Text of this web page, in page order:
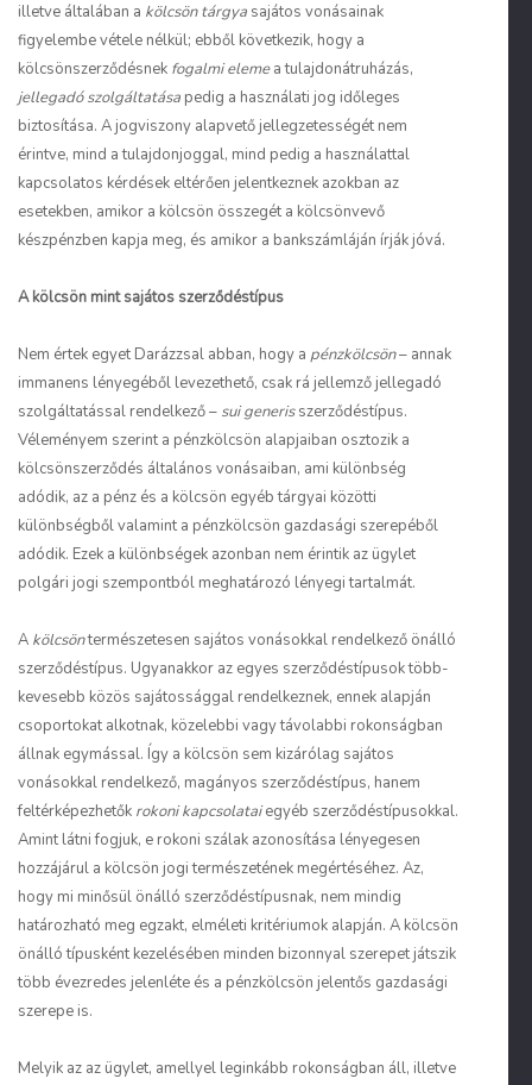
illetve általában a kölcsön tárgya sajátos vonásainak
figyelembe vétele nélkül; ebből következik, hogy a
kölcsönszerződésnek fogalmi elemea tulajdonátruházás,
jellegadó szolgáltatása pedig a használati jog időleges
biztosítása. A jogviszony alapvető jellegzetességét nem
érintve, mind a tulajdonjoggal, mind pedig a használattal
kapcsolatos kérdések eltérően jelentkeznek azokban az
esetekben, amikor a kölcsön összegét a kölcsönvevő
készpénzben kapja meg, és amikor a bankszámláján írják jóvá.
A kölcsön mint sajátos szerződéstípus
Nem értek egyet Darázzsal abban, hogy a pénzkölcsön– annak
immanens lényegéből levezethető, csak rá jellemző jellegadó
szolgáltatással rendelkező – sui generisszerződéstípus.
Véleményem szerint a pénzkölcsön alapjaiban osztozik a
kölcsönszerződés általános vonásaiban, ami különbség
adódik, az a pénz és a kölcsön egyéb tárgyai közötti
különbségből valamint a pénzkölcsön gazdasági szerepéből
adódik. Ezek a különbségek azonban nem érintik az ügylet
polgári jogi szempontból meghatározó lényegi tartalmát.
A kölcsöntermészetesen sajátos vonásokkal rendelkező önálló
szerződéstípus. Ugyanakkor az egyes szerződéstípusok több-
kevesebb közös sajátossággal rendelkeznek, ennek alapján
csoportokat alkotnak, közelebbi vagy távolabbi rokonságban
állnak egymással. Így a kölcsön sem kizárólag sajátos
vonásokkal rendelkező, magányos szerződéstípus, hanem
feltérképezhetők rokoni kapcsolataiegyéb szerződéstípusokkal.
Amint látni fogjuk, e rokoni szálak azonosítása lényegesen
hozzájárul a kölcsön jogi természetének megértéséhez. Az,
hogy mi minősül önálló szerződéstípusnak, nem mindig
határozható meg egzakt, elméleti kritériumok alapján. A kölcsön
önálló típusként kezelésében minden bizonnyal szerepet játszik
több évezredes jelenléte és a pénzkölcsön jelentős gazdasági
szerepe is.
Melyik az az ügylet, amellyel leginkább rokonságban áll, illetve